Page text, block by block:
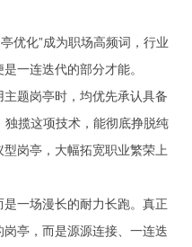
优化”成为职场高频词，行业
一连迭代的部分才能。
题岗亭时，均优先承认具备
揽这项技术，能彻底挣脱纯
岗亭，大幅拓宽职业繁荣上
一场漫长的耐力长跑。真正
亭，而是源源连接、一连迭